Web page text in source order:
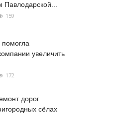
159
помогла
увеличить
172
дорог
сёлах